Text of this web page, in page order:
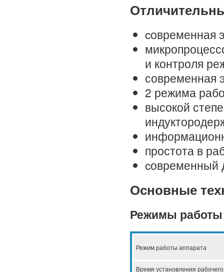
cовременная
и контроля
современная
2 режима
высокой
простота в
cовременный
Основные
Режимы работы
Режим работы аппарата
Время установления